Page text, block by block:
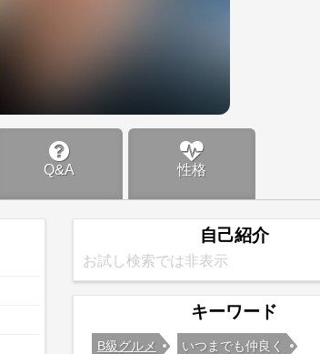
Q&A 性格
自己紹介
お試し検索では非表示
キーワード
B級グルメ いつまでも仲良く